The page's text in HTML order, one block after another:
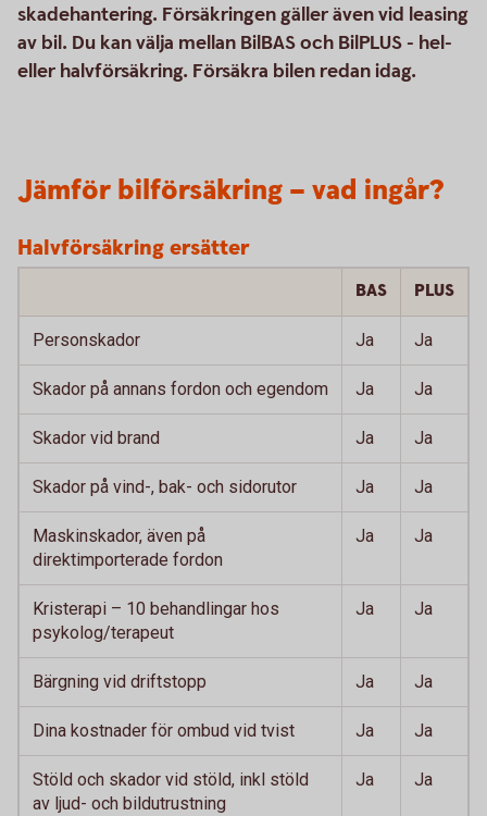
skadehantering. Försäkringen gäller även vid leasing
av bil. Du kan välja mellan BilBAS och BilPLUS - hel-
eller halvförsäkring. Försäkra bilen redan idag.
Jämför bilförsäkring – vad ingår?
Halvförsäkring ersätter
BAS PLUS
Personskador Ja Ja
Skador på annans fordon och egendom Ja Ja
Skador vid brand Ja Ja
Skador på vind-, bak- och sidorutor Ja Ja
Maskinskador, även på
direktimporterade fordon
Ja Ja
Kristerapi – 10 behandlingar hos
psykolog/terapeut
Ja Ja
Bärgning vid driftstopp Ja Ja
Dina kostnader för ombud vid tvist Ja Ja
Stöld och skador vid stöld, inkl stöld
av ljud- och bildutrustning
Ja Ja